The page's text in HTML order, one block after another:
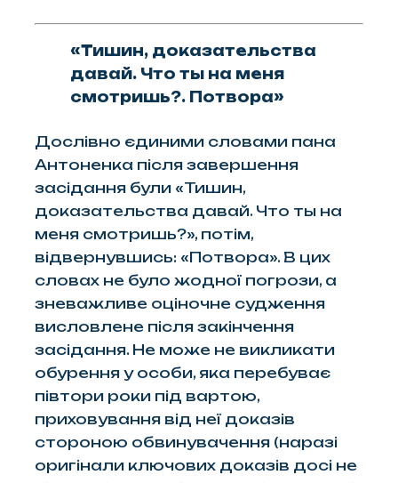
«Тишин, доказательства
давай. Что ты на меня
смотришь?. Потвора»
Дослівно єдиними словами пана
Антоненка після завершення
засідання були «Тишин,
доказательства давай. Что ты на
меня смотришь?», потім,
відвернувшись: «Потвора». В цих
словах не було жодної погрози, а
зневажливе оціночне судження
висловлене після закінчення
засідання. Не може не викликати
обурення у особи, яка перебуває
півтори роки під вартою,
приховування від неї доказів
стороною обвинувачення (наразі
оригінали ключових доказів досі не